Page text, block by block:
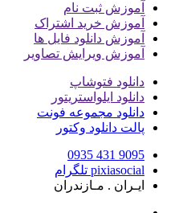
آموزش ثبت نام
آموزش خرید اشتراک
آموزش دانلود فایل ها
آموزش ویرایش تصاویر
دانلود فتوشاپ
دانلود ایلواستریتور
دانلود مجموعه فونت
پالت دانلود وکتور
9095 431 0935
pixiasocial تلگرام
ایـران . مـازندران